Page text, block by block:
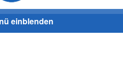
einblenden